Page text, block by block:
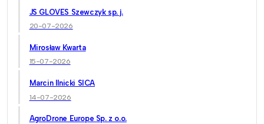
JS GLOVES Szewczyk sp. j.
20-07-2026
Mirosław Kwarta
15-07-2026
Marcin Ilnicki SICA
14-07-2026
AgroDrone Europe Sp. z o.o.